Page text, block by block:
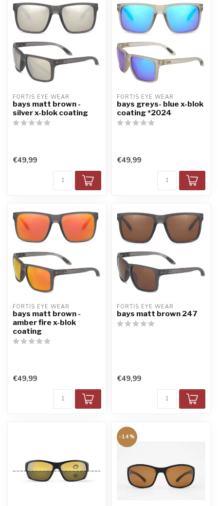
FORTIS EYE WEAR
bays matt brown -
silver x-blok coating
€49,99
FORTIS EYE WEAR
bays greys- blue x-blok
coating *2024
€49,99
FORTIS EYE WEAR
bays matt brown -
amber fire x-blok
coating
€49,99
FORTIS EYE WEAR
bays matt brown 247
€49,99
-14%